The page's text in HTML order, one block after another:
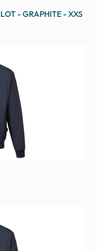
- GRAPHITE - XXS